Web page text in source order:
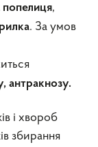
попелиця,
. За умов
антракнозу.
і хвороб
збирання